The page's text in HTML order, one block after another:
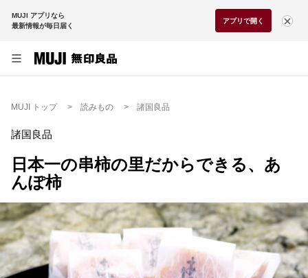
MUJI アプリなら
最新情報が毎日届く
アプリで開く
MUJI トップ 読みもの 諸国良品
諸国良品
日本一の串柿の里だからできる、あ
んぽ柿